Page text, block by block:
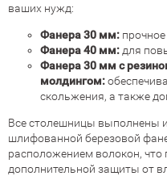
ваших нужд:
Фанера 30 мм:
Фанера 40 мм: для
Фанера 30 мм с
молдингом:
скольжения, а также
Все столешницы выполнены
шлифованной березовой
расположением волокон,
дополнительной защиты от